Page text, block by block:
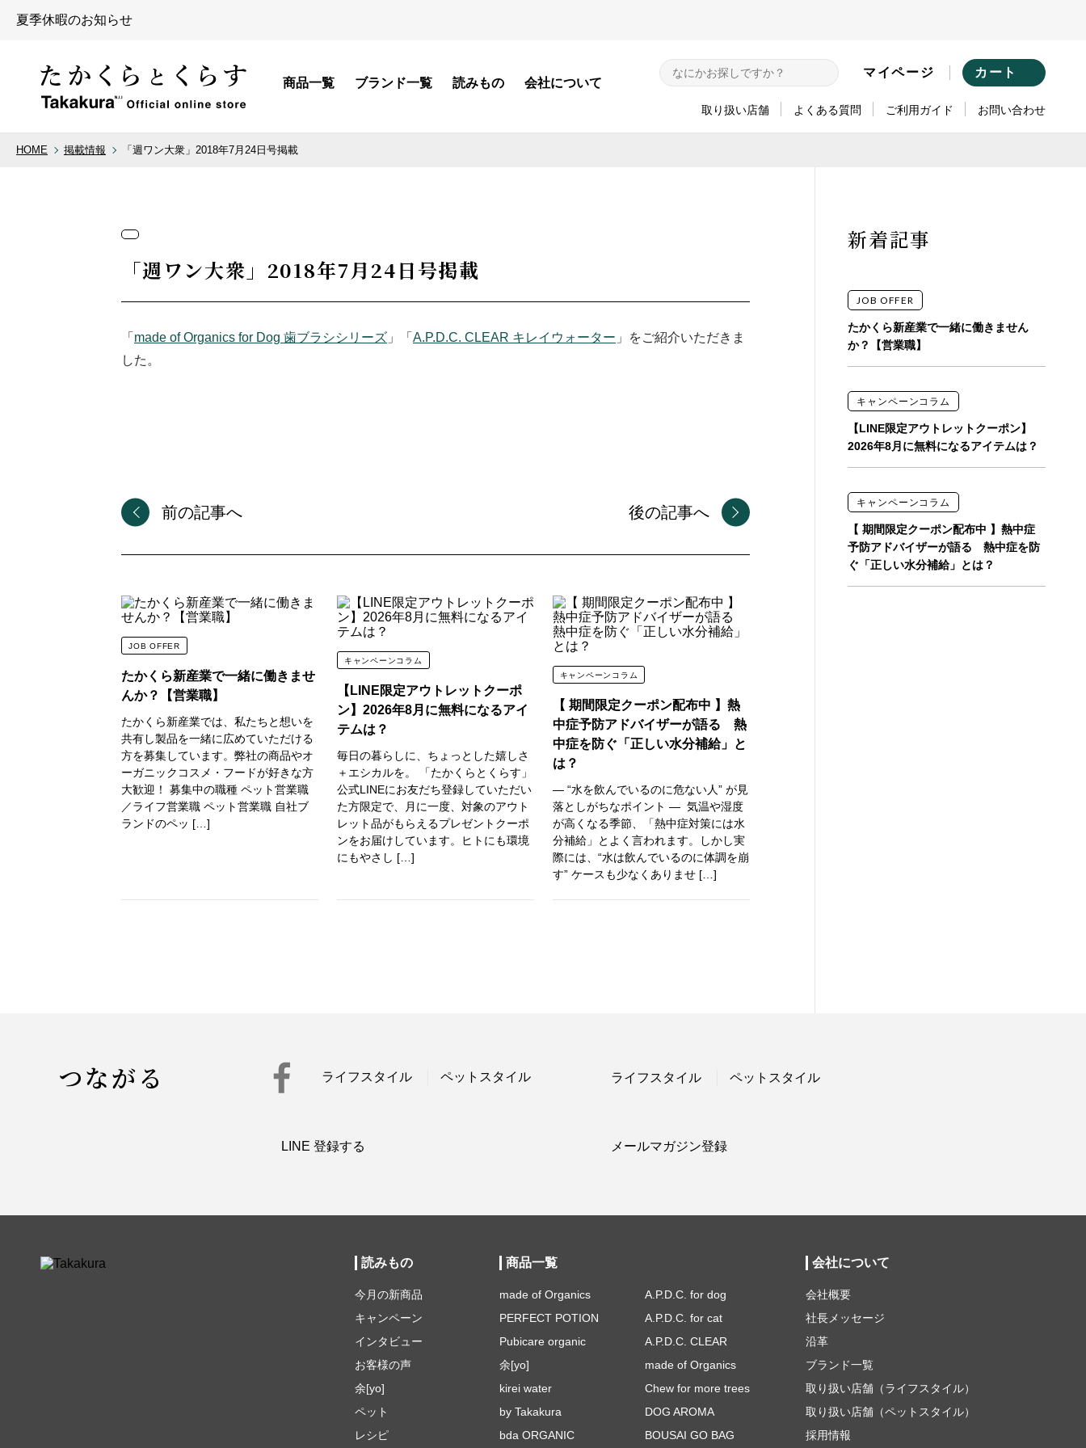
夏季休暇のお知らせ
商品一覧 ブランド一覧 読みもの 会社について
カテゴリから探す
セクシャル・アメニティ
デオドラント
アウトドア
余[yo] オーラルケア 除菌・消臭・お掃除
ブランドから探す
A.P.D.C. CLEAR
made of Organics
Chew for more trees
DOG AROMA
BOUSAI GO BAG
Cat Grooming Program
マイページ カート
取り扱い店舗 よくある質問 ご利用ガイド お問い合わせ
HOME 掲載情報 「週ワン大衆」2018年7月24日号掲載
新着記事
JOB OFFER
たかくら新産業で一緒に働きません
か？【営業職】
キャンペーンコラム
【LINE限定アウトレットクーポン】
2026年8月に無料になるアイテムは？
キャンペーンコラム
【 期間限定クーポン配布中 】熱中症
予防アドバイザーが語る 熱中症を防
ぐ「正しい水分補給」とは？
「週ワン大衆」2018年7月24日号掲載
「 made of Organics for Dog 歯ブラシシリーズ 」「 A.P.D.C. CLEAR キレイウォーター 」をご紹介いただきま
した。
前の記事へ 後の記事へ
JOB OFFER
たかくら新産業で一緒に働きませ
んか？【営業職】
たかくら新産業では、私たちと想いを
共有し製品を一緒に広めていただける
方を募集しています。弊社の商品やオ
ーガニックコスメ・フードが好きな方
大歓迎！ 募集中の職種 ペット営業職
／ライフ営業職 ペット営業職 自社ブ
ランドのペッ […]
キャンペーンコラム
【LINE限定アウトレットクーポ
ン】2026年8月に無料になるアイ
テムは？
毎日の暮らしに、ちょっとした嬉しさ
＋エシカルを。 「たかくらとくらす」
公式LINEにお友だち登録していただい
た方限定で、月に一度、対象のアウト
レット品がもらえるプレゼントクーポ
ンをお届けしています。ヒトにも環境
にもやさし […]
キャンペーンコラム
【 期間限定クーポン配布中 】熱
中症予防アドバイザーが語る 熱
中症を防ぐ「正しい水分補給」と
は？
― “水を飲んでいるのに危ない人” が見
落としがちなポイント ― 気温や湿度
が高くなる季節、「熱中症対策には水
分補給」とよく言われます。しかし実
際には、“水は飲んでいるのに体調を崩
す” ケースも少なくありませ […]
つながる ライフスタイル ペットスタイル ライフスタイル ペットスタイル
LINE 登録する メールマガジン登録
読みもの
今月の新商品
キャンペーン
インタビュー
お客様の声
余[yo]
ペット
レシピ
商品一覧
made of Organics
PERFECT POTION
Pubicare organic
余[yo]
kirei water
by Takakura
bda ORGANIC
A.P.D.C. for dog
A.P.D.C. for cat
A.P.D.C. CLEAR
made of Organics
Chew for more trees
DOG AROMA
BOUSAI GO BAG
会社について
会社概要
社長メッセージ
沿革
ブランド一覧
取り扱い店舗（ライフスタイル）
取り扱い店舗（ペットスタイル）
採用情報